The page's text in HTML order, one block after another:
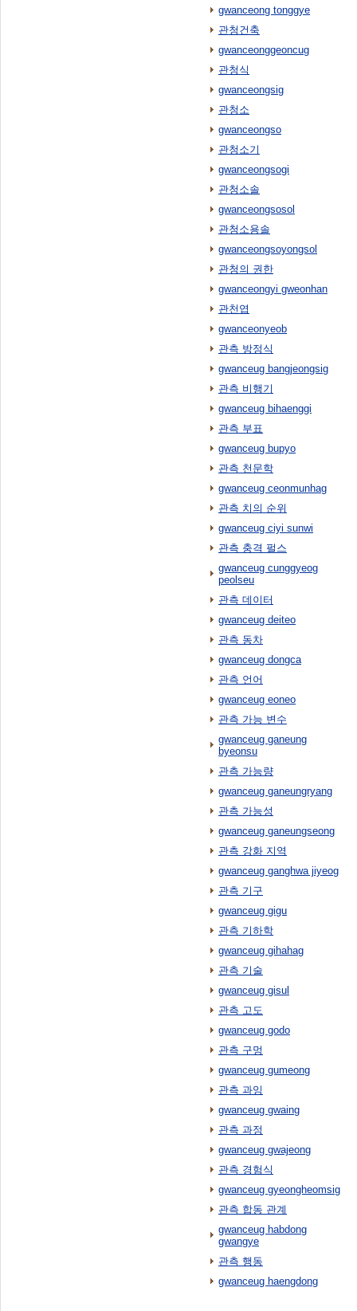
gwanceong tonggye
관청건축
gwanceonggeoncug
관청식
gwanceongsig
관청소
gwanceongso
관청소기
gwanceongsogi
관청소솔
gwanceongsosol
관청소용솔
gwanceongsoyongsol
관청의 권한
gwanceongyi gweonhan
관천엽
gwanceonyeob
관측 방정식
gwanceug bangjeongsig
관측 비행기
gwanceug bihaenggi
관측 부표
gwanceug bupyo
관측 천문학
gwanceug ceonmunhag
관측 치의 순위
gwanceug ciyi sunwi
관측 충격 펄스
gwanceug cunggyeog
peolseu
관측 데이터
gwanceug deiteo
관측 동차
gwanceug dongca
관측 언어
gwanceug eoneo
관측 가능 변수
gwanceug ganeung
byeonsu
관측 가능량
gwanceug ganeungryang
관측 가능성
gwanceug ganeungseong
관측 강화 지역
gwanceug ganghwa jiyeog
관측 기구
gwanceug gigu
관측 기하학
gwanceug gihahag
관측 기술
gwanceug gisul
관측 고도
gwanceug godo
관측 구멍
gwanceug gumeong
관측 과잉
gwanceug gwaing
관측 과정
gwanceug gwajeong
관측 경험식
gwanceug gyeongheomsig
관측 합동 관계
gwanceug habdong
gwangye
관측 행동
gwanceug haengdong